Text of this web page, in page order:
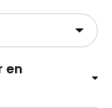
en